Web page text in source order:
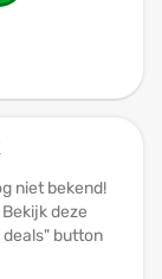
niet bekend!
deze
deals" button